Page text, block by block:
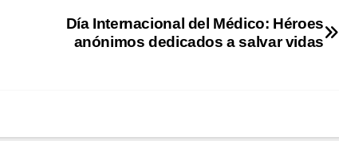
Día Internacional del Médico: Héroes
anónimos dedicados a salvar vidas